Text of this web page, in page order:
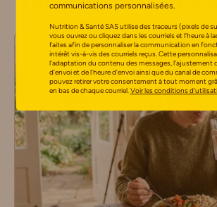
communications personnalisées.
Nutrition & Santé SAS utilise des traceurs (pixels de
vous ouvrez ou cliquez dans les courriels et l’heure à
faites afin de personnaliser la communication en
intérêt vis-à-vis des courriels reçus. Cette
l’adaptation du contenu des messages, l’ajustement
d’envoi et de l’heure d’envoi ainsi que du canal de
pouvez retirer votre consentement à tout moment
en bas de chaque courriel.Voir les conditions